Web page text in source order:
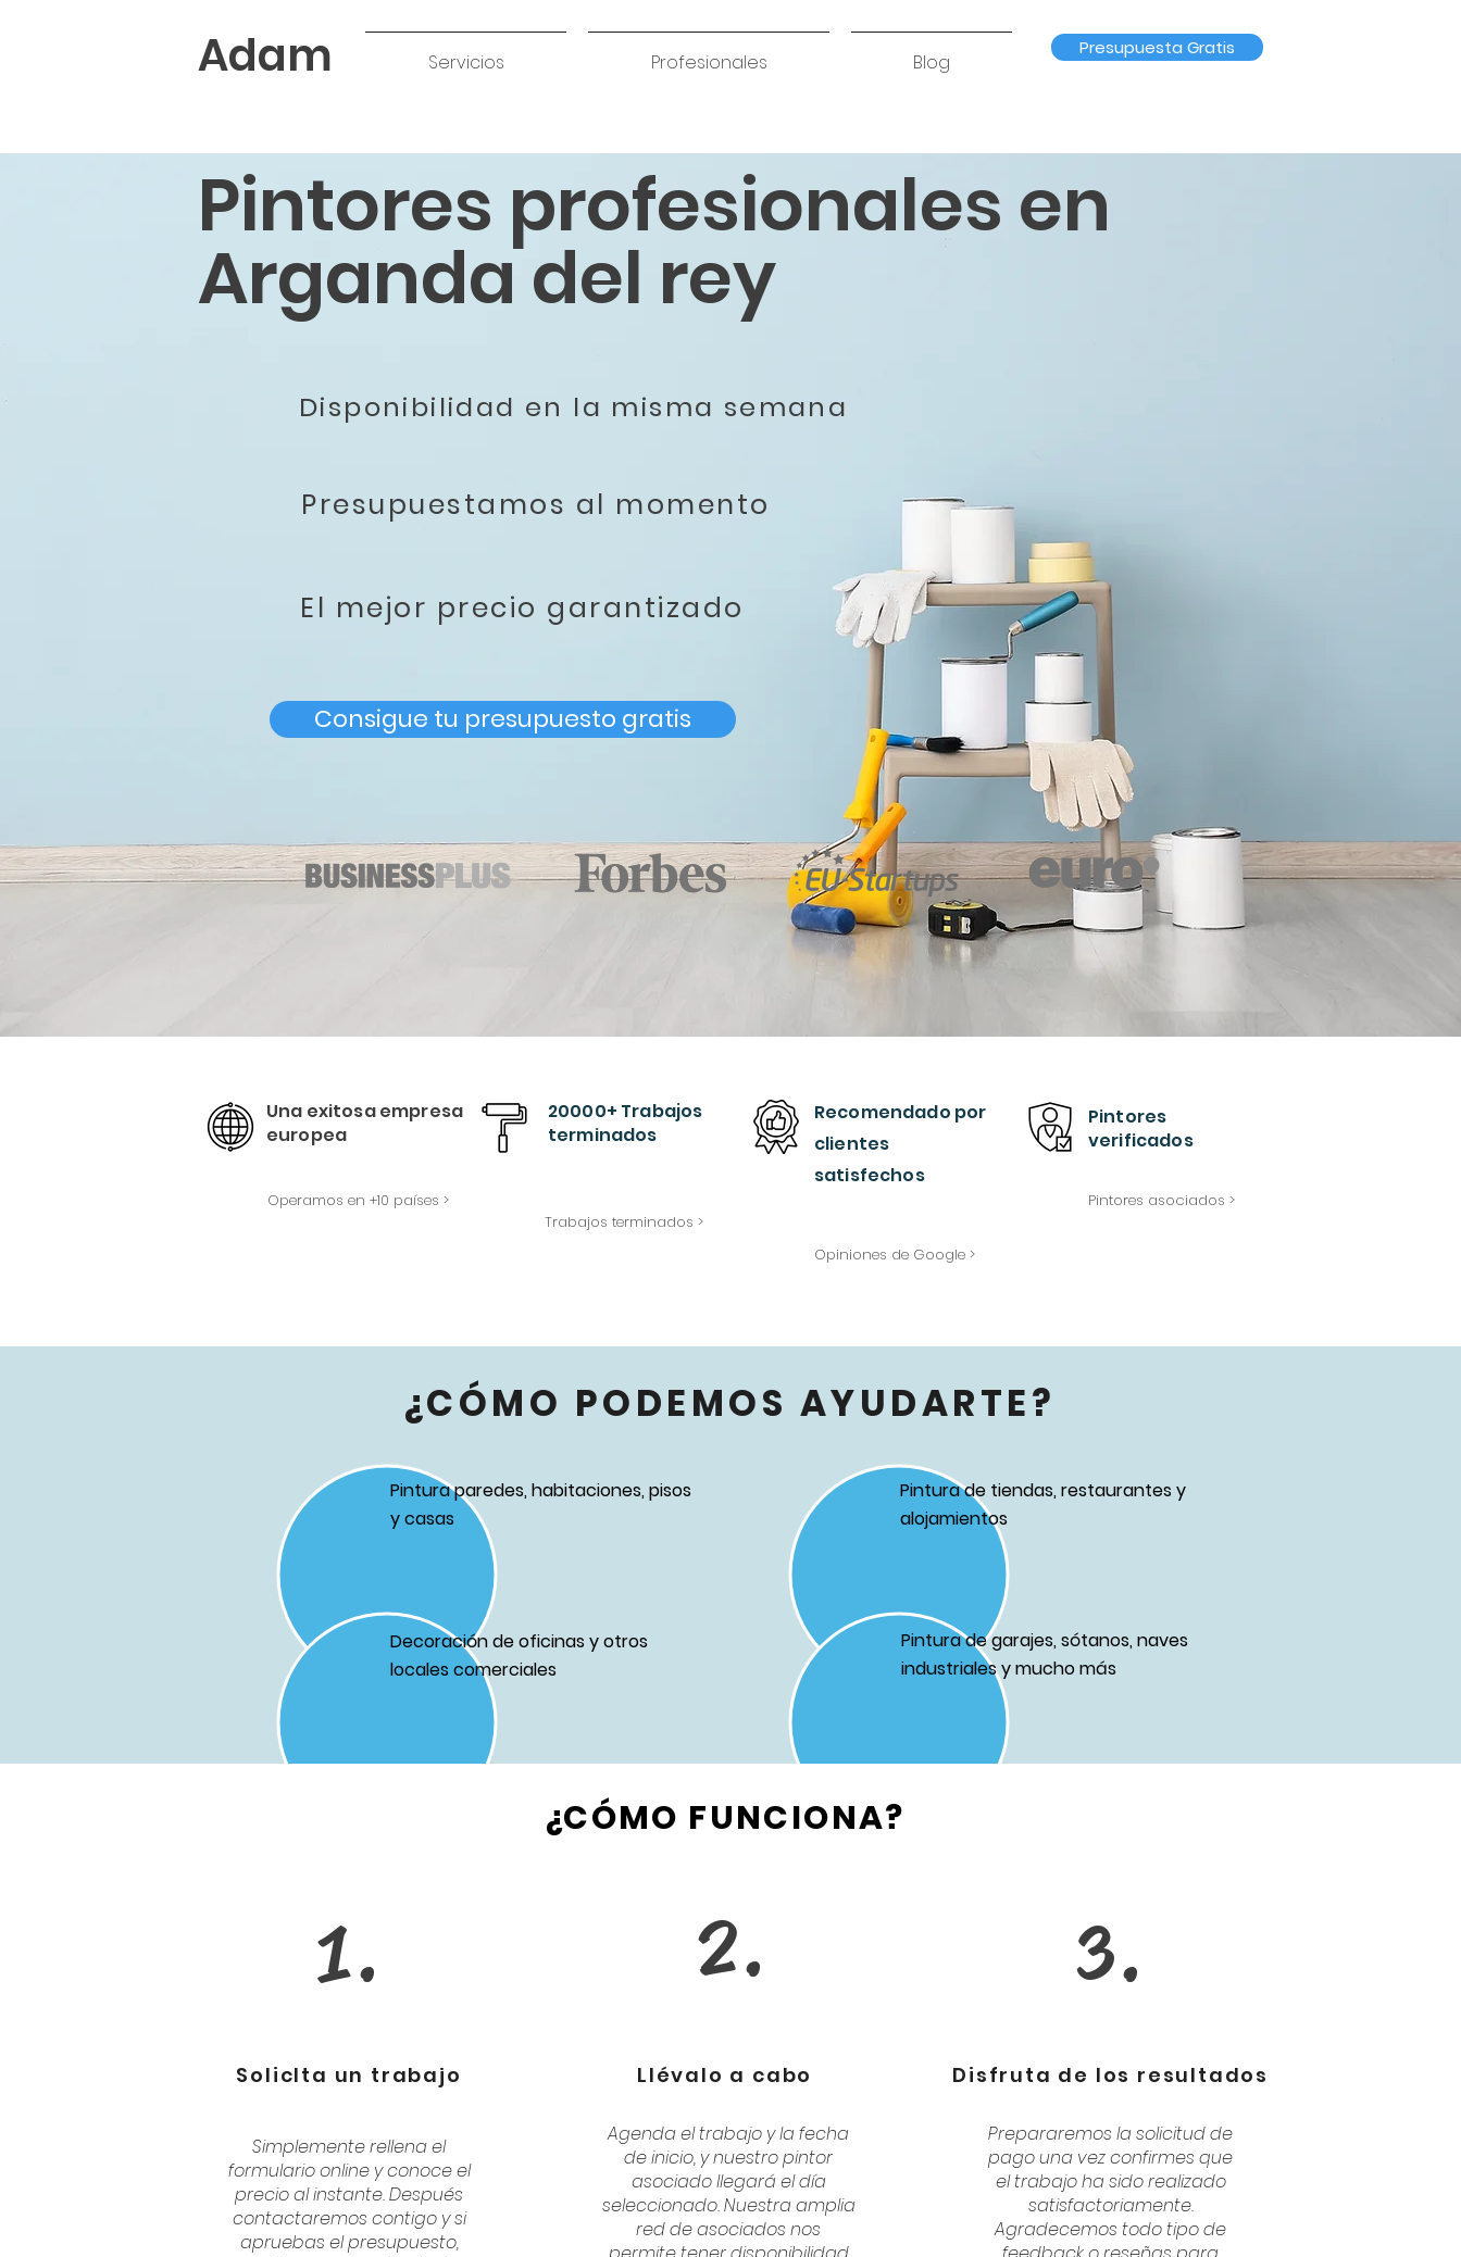
Adam Servicios Profesionales Blog
Presupuesta Gratis
Pintores profesionales en
Arganda del rey
Disponibilidad en la misma semana
Presupuestamos al momento
El mejor precio garantizado
Consigue tu presupuesto gratis
Una exitosa empresa
europea
Operamos en +10 países >
20000+ Trabajos
terminados
Trabajos terminados >
Recomendado por
clientes
satisfechos
Opiniones de Google >
Pintores
verificados
Pintores asociados >
¿CÓMO PODEMOS AYUDARTE?
Pintura paredes, habitaciones, pisos
y casas
Pintura de tiendas, restaurantes y
alojamientos
Decoración de oficinas y otros
locales comerciales
Pintura de garajes, sótanos, naves
industriales y mucho más
1.
SolicIta un trabajo
Simplemente rellena el
formulario online y conoce el
precio al instante. Después
contactaremos contigo y si
apruebas el presupuesto,
¿CÓMO FUNCIONA?
2.
Llévalo a cabo
Agenda el trabajo y la fecha
de inicio, y nuestro pintor
asociado llegará el día
seleccionado. Nuestra amplia
red de asociados nos
3.
Disfruta de los resultados
Prepararemos la solicitud de
pago una vez confirmes que
el trabajo ha sido realizado
satisfactoriamente.
Agradecemos todo tipo de